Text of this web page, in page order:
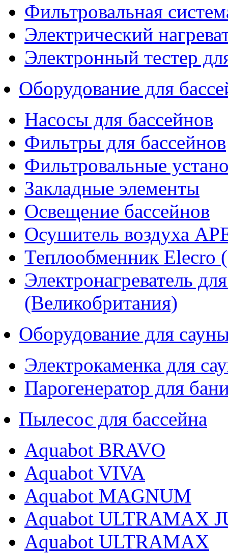
Фильтровальная
Электрический
Электронный тестер
Оборудование для
Насосы для бассейнов
Фильтры для бассейнов
Фильтровальные
Закладные элементы
Освещение бассейнов
Осушитель воздуха
Теплообменник Elecro
Электронагреватель
(Великобритания)
Оборудование для
Электрокаменка для
Парогенератор для
Пылесос для бассейна
Aquabot BRAVO
Aquabot VIVA
Aquabot MAGNUM
Aquabot ULTRAMAX
Aquabot ULTRAMAX